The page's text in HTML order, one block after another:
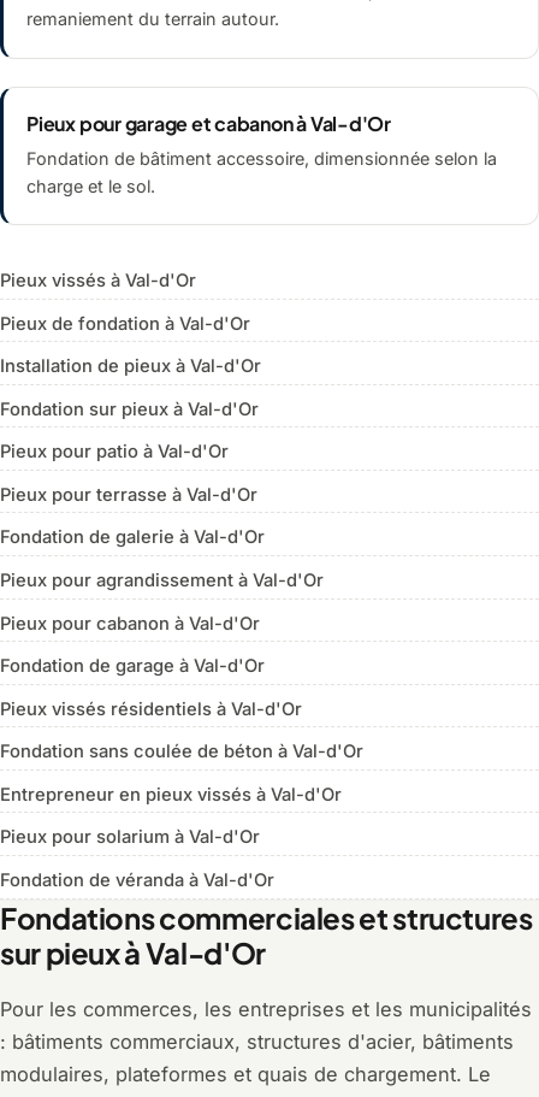
remaniement du terrain autour.
Pieux pour garage et cabanon à Val-d'Or
Fondation de bâtiment accessoire, dimensionnée selon la
charge et le sol.
Pieux vissés à Val-d'Or
Pieux de fondation à Val-d'Or
Installation de pieux à Val-d'Or
Fondation sur pieux à Val-d'Or
Pieux pour patio à Val-d'Or
Pieux pour terrasse à Val-d'Or
Fondation de galerie à Val-d'Or
Pieux pour agrandissement à Val-d'Or
Pieux pour cabanon à Val-d'Or
Fondation de garage à Val-d'Or
Pieux vissés résidentiels à Val-d'Or
Fondation sans coulée de béton à Val-d'Or
Entrepreneur en pieux vissés à Val-d'Or
Pieux pour solarium à Val-d'Or
Fondation de véranda à Val-d'Or
Fondations commerciales et structures
sur pieux à Val-d'Or
Pour les commerces, les entreprises et les municipalités
: bâtiments commerciaux, structures d'acier, bâtiments
modulaires, plateformes et quais de chargement. Le